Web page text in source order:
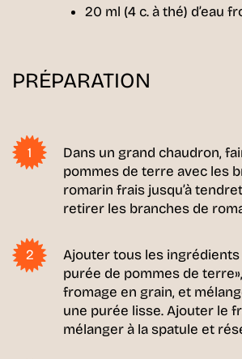
20 ml (4 c. à thé) d’eau
PRÉPARATION
Dans un grand chaudron,
pommes de terre avec les
romarin frais jusqu’à
retirer les branches de
Ajouter tous les ingrédients
purée de pommes de
fromage en grain, et
une purée lisse. Ajouter le
mélanger à la spatule et